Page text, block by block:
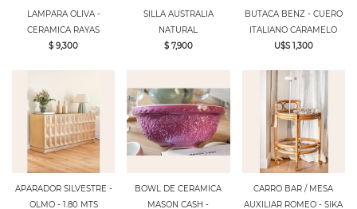
LAMPARA OLIVA -
CERAMICA RAYAS
$ 9,300
SILLA AUSTRALIA
NATURAL
$ 7,900
BUTACA BENZ - CUERO
ITALIANO CARAMELO
U$S 1,300
APARADOR SILVESTRE -
OLMO - 1.80 MTS
BOWL DE CERAMICA
MASON CASH -
CARRO BAR / MESA
AUXILIAR ROMEO - SIKA